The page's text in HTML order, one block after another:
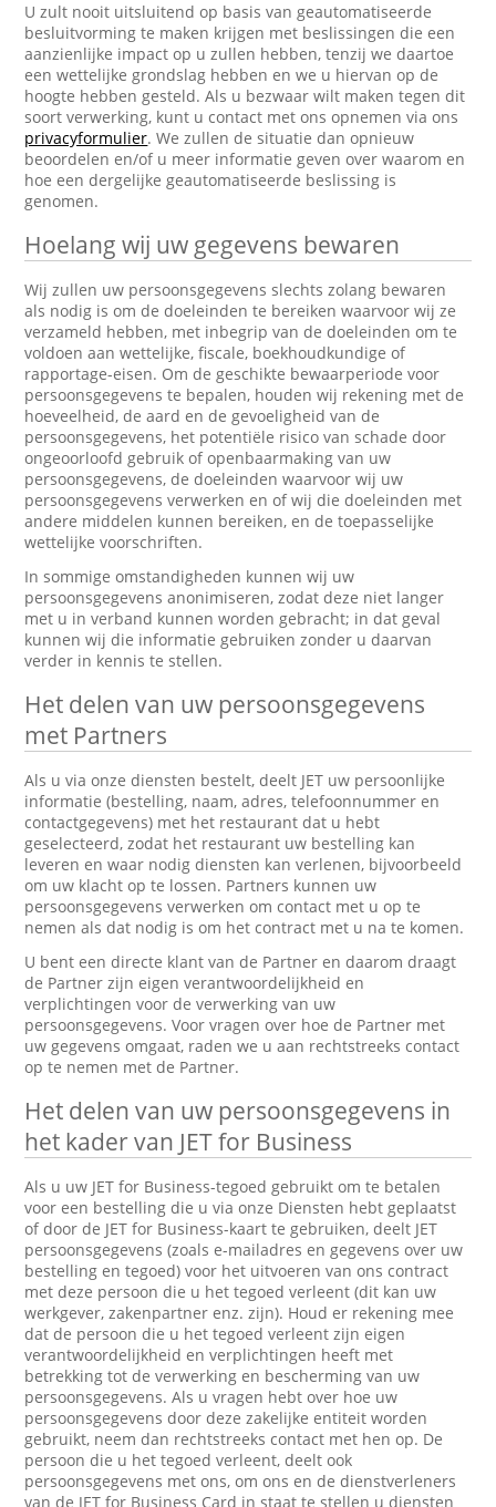
U zult nooit uitsluitend op basis van geautomatiseerde
besluitvorming te maken krijgen met beslissingen die een
aanzienlijke impact op u zullen hebben, tenzij we daartoe
een wettelijke grondslag hebben en we u hiervan op de
hoogte hebben gesteld. Als u bezwaar wilt maken tegen dit
soort verwerking, kunt u contact met ons opnemen via ons
privacyformulier. We zullen de situatie dan opnieuw
beoordelen en/of u meer informatie geven over waarom en
hoe een dergelijke geautomatiseerde beslissing is
genomen.
Hoelang wij uw gegevens bewaren
Wij zullen uw persoonsgegevens slechts zolang bewaren
als nodig is om de doeleinden te bereiken waarvoor wij ze
verzameld hebben, met inbegrip van de doeleinden om te
voldoen aan wettelijke, fiscale, boekhoudkundige of
rapportage-eisen. Om de geschikte bewaarperiode voor
persoonsgegevens te bepalen, houden wij rekening met de
hoeveelheid, de aard en de gevoeligheid van de
persoonsgegevens, het potentiële risico van schade door
ongeoorloofd gebruik of openbaarmaking van uw
persoonsgegevens, de doeleinden waarvoor wij uw
persoonsgegevens verwerken en of wij die doeleinden met
andere middelen kunnen bereiken, en de toepasselijke
wettelijke voorschriften.
In sommige omstandigheden kunnen wij uw
persoonsgegevens anonimiseren, zodat deze niet langer
met u in verband kunnen worden gebracht; in dat geval
kunnen wij die informatie gebruiken zonder u daarvan
verder in kennis te stellen.
Het delen van uw persoonsgegevens
met Partners
Als u via onze diensten bestelt, deelt JET uw persoonlijke
informatie (bestelling, naam, adres, telefoonnummer en
contactgegevens) met het restaurant dat u hebt
geselecteerd, zodat het restaurant uw bestelling kan
leveren en waar nodig diensten kan verlenen, bijvoorbeeld
om uw klacht op te lossen. Partners kunnen uw
persoonsgegevens verwerken om contact met u op te
nemen als dat nodig is om het contract met u na te komen.
U bent een directe klant van de Partner en daarom draagt
de Partner zijn eigen verantwoordelijkheid en
verplichtingen voor de verwerking van uw
persoonsgegevens. Voor vragen over hoe de Partner met
uw gegevens omgaat, raden we u aan rechtstreeks contact
op te nemen met de Partner.
Het delen van uw persoonsgegevens in
het kader van JET for Business
Als u uw JET for Business-tegoed gebruikt om te betalen
voor een bestelling die u via onze Diensten hebt geplaatst
of door de JET for Business-kaart te gebruiken, deelt JET
persoonsgegevens (zoals e-mailadres en gegevens over uw
bestelling en tegoed) voor het uitvoeren van ons contract
met deze persoon die u het tegoed verleent (dit kan uw
werkgever, zakenpartner enz. zijn). Houd er rekening mee
dat de persoon die u het tegoed verleent zijn eigen
verantwoordelijkheid en verplichtingen heeft met
betrekking tot de verwerking en bescherming van uw
persoonsgegevens. Als u vragen hebt over hoe uw
persoonsgegevens door deze zakelijke entiteit worden
gebruikt, neem dan rechtstreeks contact met hen op. De
persoon die u het tegoed verleent, deelt ook
persoonsgegevens met ons, om ons en de dienstverleners
van de JET for Business Card in staat te stellen u diensten